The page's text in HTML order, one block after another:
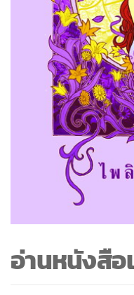
อ่านหนังสือ